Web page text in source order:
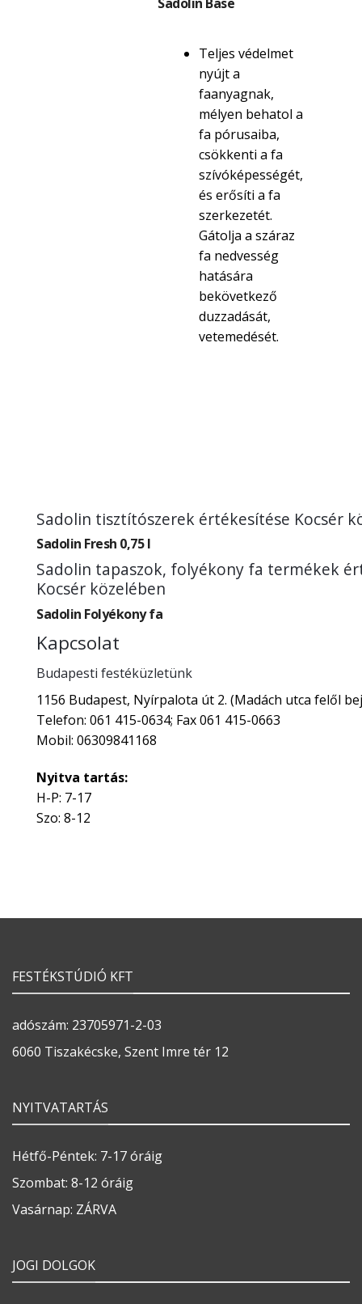
Teljes védelmet
nyújt a
faanyagnak,
mélyen behatol a
fa pórusaiba,
csökkenti a fa
szívóképességét,
és erősíti a fa
szerkezetét.
Gátolja a száraz
fa nedvesség
hatására
bekövetkező
duzzadását,
vetemedését.
Sadolin tisztítószerek értékesítése Kocsér
Sadolin Fresh 0,75 l
Sadolin tapaszok, folyékony fa termékek
Kocsér közelében
Sadolin Folyékony fa
Kapcsolat
Budapesti festéküzletünk
1156 Budapest, Nyírpalota út 2. (Madách utca felől
Telefon: 061 415-0634; Fax 061 415-0663
Mobil: 06309841168
Nyitva tartás:
H-P: 7-17
Szo: 8-12
FESTÉKSTÚDIÓ KFT
adószám: 23705971-2-03
6060 Tiszakécske, Szent Imre tér 12
NYITVATARTÁS
Hétfő-Péntek: 7-17 óráig
Szombat: 8-12 óráig
Vasárnap: ZÁRVA
JOGI DOLGOK